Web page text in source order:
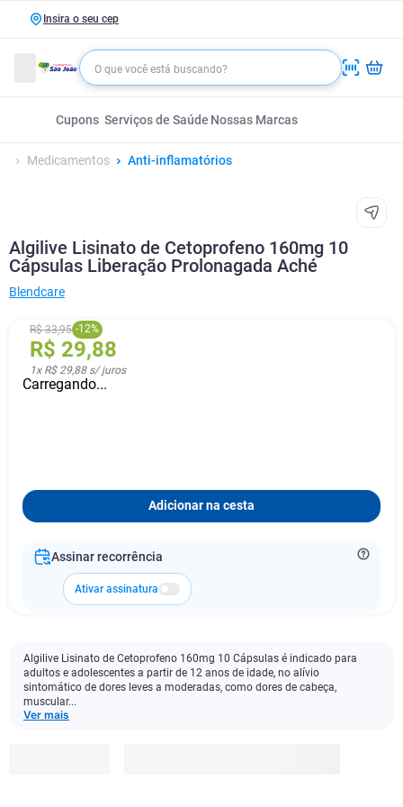
Insira o seu cep
Cupons Serviços de Saúde Nossas Marcas
Medicamentos Anti-inflamatórios
Algilive Lisinato de Cetoprofeno 160mg 10
Cápsulas Liberação Prolonagada Aché
Blendcare
R$ 33,95 -12%
R$ 29,88
1x R$ 29,88s/ juros
Carregando...
Adicionar na cesta
Assinar recorrência
Ativar assinatura
Algilive Lisinato de Cetoprofeno 160mg 10 Cápsulas é indicado para
adultos e adolescentes a partir de 12 anos de idade, no alívio
sintomático de dores leves a moderadas, como dores de cabeça,
muscular...
Ver mais